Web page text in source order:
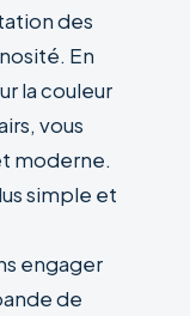
des
En
la couleur
vous
moderne.
simple et
engager
de